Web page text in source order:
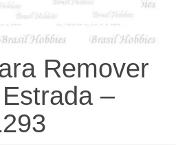
Remover
–